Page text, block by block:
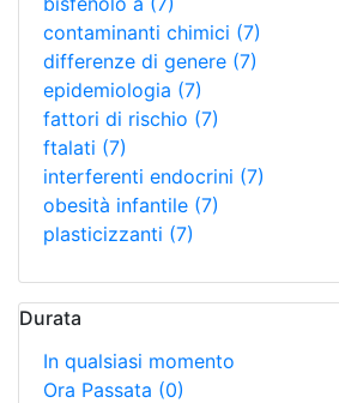
contaminanti chimici (7)
differenze di genere (7)
epidemiologia (7)
fattori di rischio (7)
ftalati (7)
interferenti endocrini (7)
obesità infantile (7)
plasticizzanti (7)
Durata
In qualsiasi momento
Ora Passata (0)